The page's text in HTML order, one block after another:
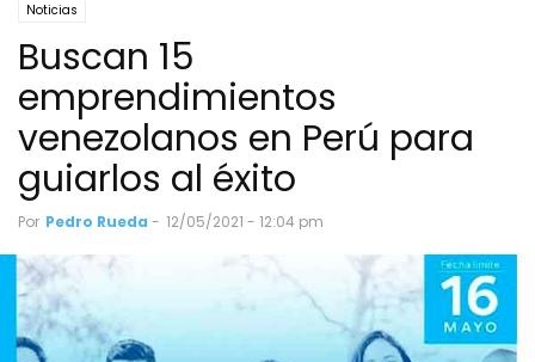
Noticias
Buscan 15
emprendimientos
venezolanos en Perú para
guiarlos al éxito
Por Pedro Rueda - 12/05/2021 - 12:04 pm